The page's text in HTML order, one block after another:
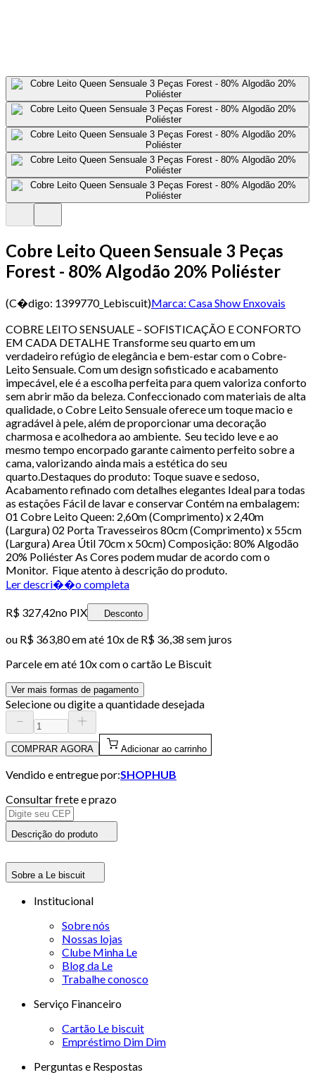
Cobre Leito Queen Sensuale 3 Peças
Forest - 80% Algodão 20% Poliéster
(C�digo: 1399770_Lebiscuit)Marca: Casa Show Enxovais
COBRE LEITO SENSUALE – SOFISTICAÇÃO E CONFORTO
EM CADA DETALHE Transforme seu quarto em um
verdadeiro refúgio de elegância e bem-estar com o Cobre-
Leito Sensuale. Com um design sofisticado e acabamento
impecável, ele é a escolha perfeita para quem valoriza conforto
sem abrir mão da beleza. Confeccionado com materiais de alta
qualidade, o Cobre Leito Sensuale oferece um toque macio e
agradável à pele, além de proporcionar uma decoração
charmosa e acolhedora ao ambiente. Seu tecido leve e ao
mesmo tempo encorpado garante caimento perfeito sobre a
cama, valorizando ainda mais a estética do seu
quarto.Destaques do produto: Toque suave e sedoso,
Acabamento refinado com detalhes elegantes Ideal para todas
as estações Fácil de lavar e conservar Contém na embalagem:
01 Cobre Leito Queen: 2,60m (Comprimento) x 2,40m
(Largura) 02 Porta Travesseiros 80cm (Comprimento) x 55cm
(Largura) Area Útil 70cm x 50cm) Composição: 80% Algodão
20% Poliéster As Cores podem mudar de acordo com o
Monitor. Fique atento à descrição do produto.
Ler descri��o completa
R$ 327,42no PIX Desconto
ou R$ 363,80em até 10x de R$ 36,38 sem juros
Parcele em até 10x com o cartão Le Biscuit
Ver mais formas de pagamento
Selecione ou digite a quantidade desejada
COMPRAR AGORA Adicionar ao carrinho
Vendido e entregue por:SHOPHUB
Consultar frete e prazo
Descrição do produto
Sobre a Le biscuit
Institucional
Sobre nós
Nossas lojas
Clube Minha Le
Blog da Le
Trabalhe conosco
Serviço Financeiro
Cartão Le biscuit
Empréstimo Dim Dim
Perguntas e Respostas